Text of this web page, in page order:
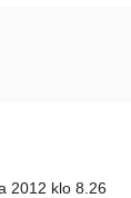
2012 klo 8.26